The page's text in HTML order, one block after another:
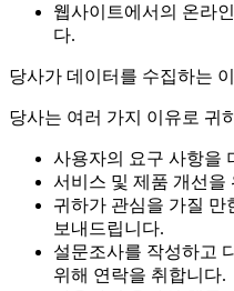
웹사이트에서의 온라
다.
당사가 데이터를 수집하는
당사는 여러 가지 이유로 귀
사용자의 요구 사항을
서비스 및 제품 개선을
귀하가 관심을 가질 만
보내드립니다.
설문조사를 작성하고
위해 연락을 취합니다.